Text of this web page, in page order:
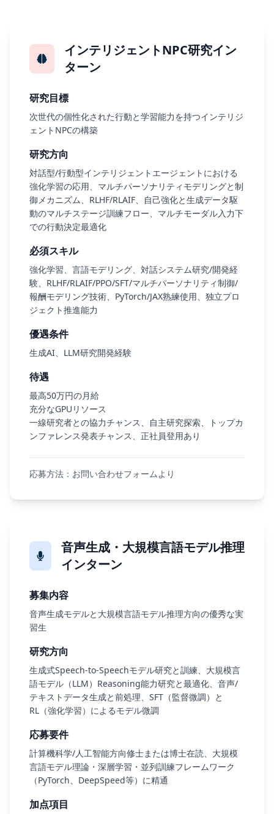
インテリジェントNPC研究イン
ターン
研究目標
次世代の個性化された行動と学習能力を持つインテリジ
ェントNPCの構築
研究方向
対話型/行動型インテリジェントエージェントにおける
強化学習の応用、マルチパーソナリティモデリングと制
御メカニズム、RLHF/RLAIF、自己強化と生成データ駆
動のマルチステージ訓練フロー、マルチモーダル入力下
での行動決定最適化
必須スキル
強化学習、言語モデリング、対話システム研究/開発経
験、RLHF/RLAIF/PPO/SFT/マルチパーソナリティ制御/
報酬モデリング技術、PyTorch/JAX熟練使用、独立プロ
ジェクト推進能力
優遇条件
生成AI、LLM研究開発経験
待遇
最高50万円の月給
充分なGPUリソース
一線研究者との協力チャンス、自主研究探索、トップカ
ンファレンス発表チャンス、正社員登用あり
応募方法：お問い合わせフォームより
音声生成・大規模言語モデル推理
インターン
募集内容
音声生成モデルと大規模言語モデル推理方向の優秀な実
習生
研究方向
生成式Speech-to-Speechモデル研究と訓練、大規模言
語モデル（LLM）Reasoning能力研究と最適化、音声/
テキストデータ生成と前処理、SFT（監督微調）と
RL（強化学習）によるモデル微調
応募要件
計算機科学/人工智能方向修士または博士在読、大規模
言語モデル理論・深層学習・並列訓練フレームワーク
（PyTorch、DeepSpeed等）に精通
加点項目